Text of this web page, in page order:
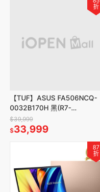
折
【TUF】ASUS FA506NCQ-
0032B170H 黑(R7-
170/15.6/16G/512G/3050)
$39,999
$33,999
87
折